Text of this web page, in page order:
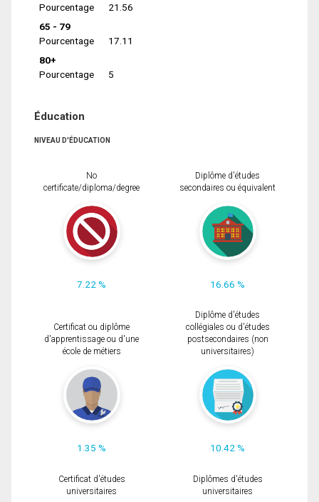
Pourcentage
21.56
65 - 79
Pourcentage
17.11
80+
Pourcentage
5
Éducation
NIVEAU D'ÉDUCATION
No
certificate/diploma/degree
7.22 %
Diplôme d'études
secondaires ou équivalent
16.66 %
Certificat ou diplôme
d'apprentissage ou d'une
école de métiers
1.35 %
Diplôme d'études
collégiales ou d'études
postsecondaires (non
universitaires)
10.42 %
Certificat d'études
universitaires
Diplômes d'études
universitaires